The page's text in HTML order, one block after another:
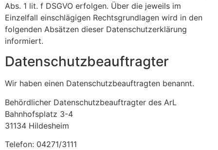
Abs. 1 lit. f DSGVO erfolgen. Über die jeweils im
Einzelfall einschlägigen Rechtsgrundlagen wird in den
folgenden Absätzen dieser Datenschutzerklärung
informiert.
Datenschutz­beauftragter
Wir haben einen Datenschutzbeauftragten benannt.
Behördlicher Datenschutzbeauftragter des ArL
Bahnhofsplatz 3-4
31134 Hildesheim
Telefon: 04271/3111